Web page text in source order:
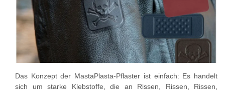
Das Konzept der MastaPlasta-Pflaster ist einfach: Es handelt
sich um starke Klebstoffe, die an Rissen, Rissen, Rissen,